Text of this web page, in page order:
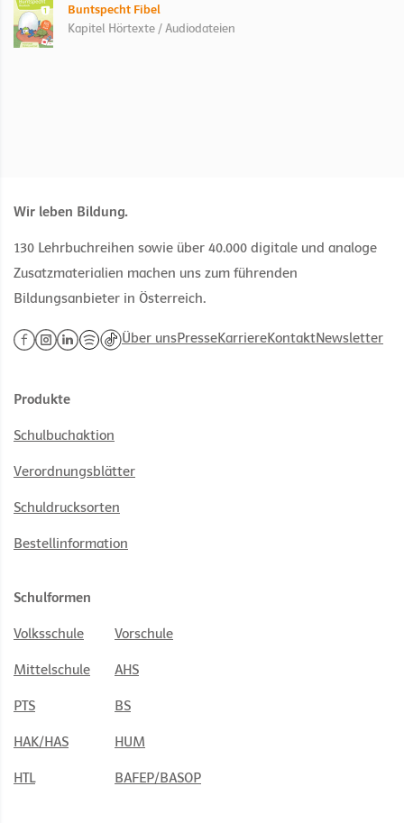
Buntspecht Fibel
Kapitel Hörtexte / Audiodateien
Wir leben Bildung.
130 Lehrbuchreihen sowie über 40.000 digitale und analoge
Zusatzmaterialien machen uns zum führenden
Bildungsanbieter in Österreich.
Über unsPresseKarriereKontaktNewsletter
Produkte
Schulbuchaktion
Verordnungsblätter
Schuldrucksorten
Bestellinformation
Schulformen
Volksschule Vorschule
Mittelschule AHS
PTS BS
HAK/HAS HUM
HTL BAFEP/BASOP